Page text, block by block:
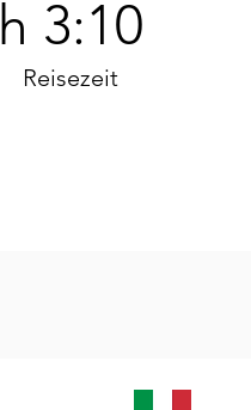
h 3:10
Reisezeit